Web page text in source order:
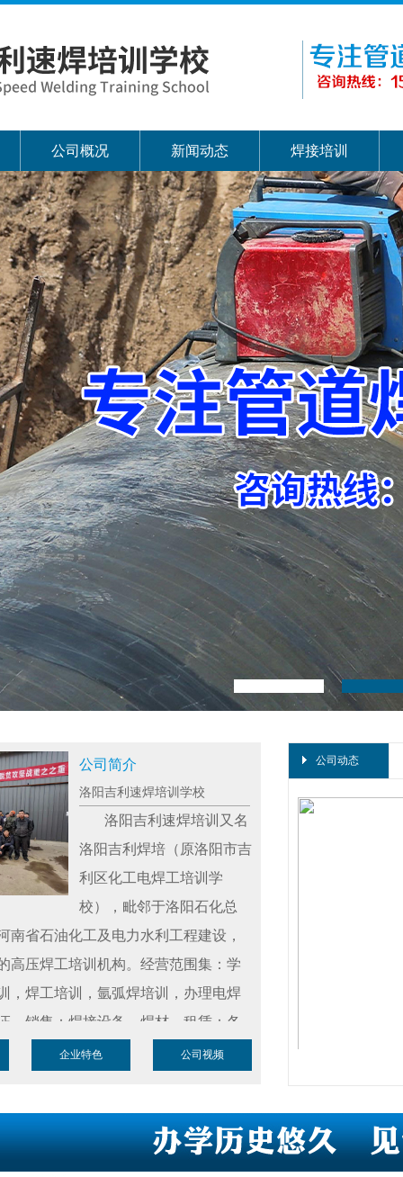
公司概况
公司简介
公司视频
发展历程
企业特色
新闻动态
公司动态
行业动态
专业知识
分配名额
焊接培训
高压焊工
氩电联
下向焊
培训风采
培训故事
管道自动焊
公司简介
洛阳吉利速焊培训学校
洛阳吉利速焊培训又名
洛阳吉利焊培（原洛阳市吉
利区化工电焊工培训学
校），毗邻于洛阳石化总
南省石油化工及电力水利工程建设，
高压焊工培训机构。经营范围集：学
，焊工培训，氩弧焊培训，办理电焊
。销售：焊接设备，焊材。租赁：各
焊接设备及机械发电设备等。公司发
纳近百名焊工焊接操作。焊接设备涵
企业特色 公司视频
公司动态